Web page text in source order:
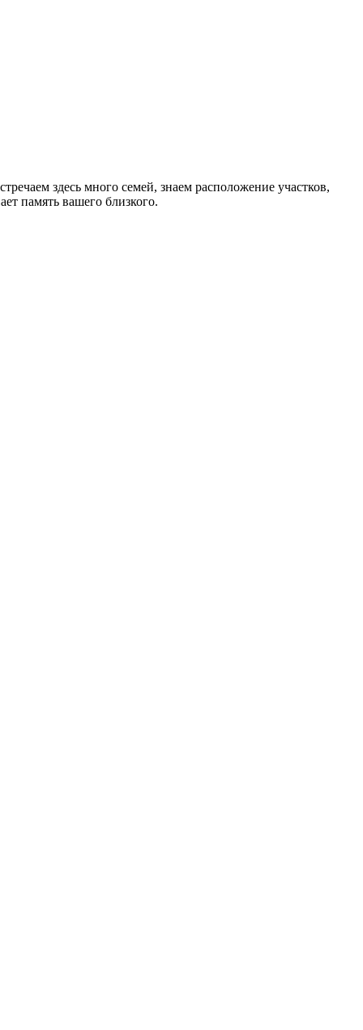
здесь много семей, знаем расположение участков,
память вашего близкого.